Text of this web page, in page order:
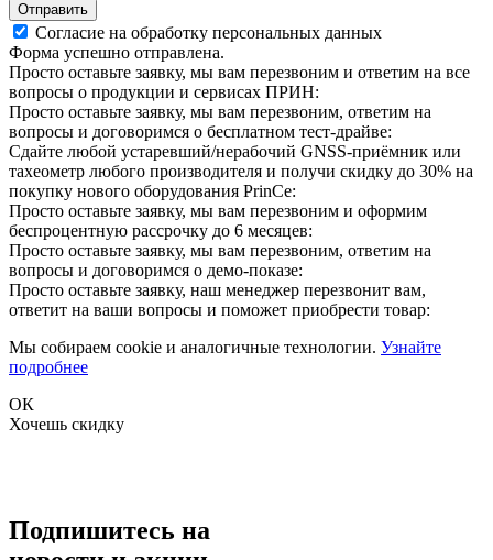
Отправить
Согласие на обработку персональных данных
Форма успешно отправлена.
Просто оставьте заявку, мы вам перезвоним и ответим на все
вопросы о продукции и сервисах ПРИН:
Просто оставьте заявку, мы вам перезвоним, ответим на
вопросы и договоримся о бесплатном тест-драйве:
Сдайте любой устаревший/нерабочий GNSS-приёмник или
тахеометр любого производителя и получи скидку до 30% на
покупку нового оборудования PrinCe:
Просто оставьте заявку, мы вам перезвоним и оформим
беспроцентную рассрочку до 6 месяцев:
Просто оставьте заявку, мы вам перезвоним, ответим на
вопросы и договоримся о демо-показе:
Просто оставьте заявку, наш менеджер перезвонит вам,
ответит на ваши вопросы и поможет приобрести товар:
Мы собираем cookie и аналогичные технологии. Узнайте
подробнее
ОК
Хочешь скидку
Подпишитесь на